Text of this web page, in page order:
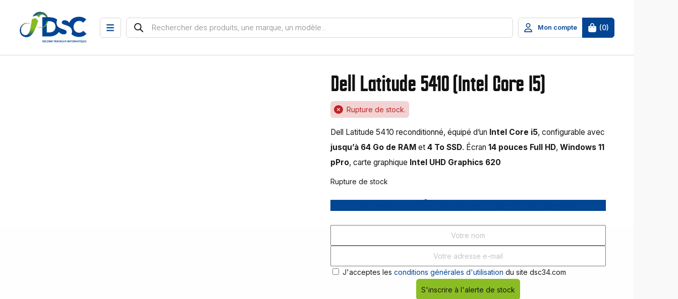
Recherche de produits
Mon compte (0)
Dell Latitude 5410 (Intel Core I5)
Rupture de stock.
Dell Latitude 5410 reconditionné, équipé d’un Intel Core i5, configurable avec
jusqu’à 64 Go de RAM et4 To SSD. Écran14 pouces Full HD,Windows 11
pPro, carte graphique Intel UHD Graphics 620
Rupture de stock
J'acceptes lesconditions générales d'utilisation du site dsc34.com
S'inscrire à l'alerte de stock